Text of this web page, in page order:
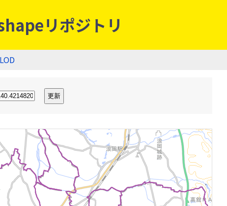
リポジトリ